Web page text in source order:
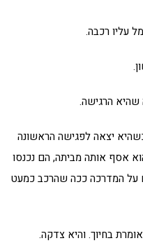
עליו רכבה.
שהיא הרגישה.
יצאה לפגישה הראשונה
אסף אותה מביתה, הם נכנסו
על המדרכה ככה שהרכב כמעט
בחיוך. והיא צדקה.